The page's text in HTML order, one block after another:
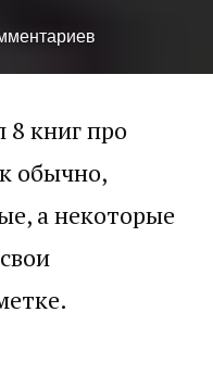
8 книг про
обычно,
а некоторые